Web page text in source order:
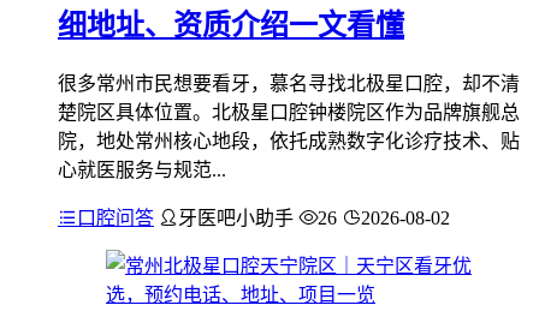
细地址、资质介绍一文看懂
很多常州市民想要看牙，慕名寻找北极星口腔，却不清
楚院区具体位置。北极星口腔钟楼院区作为品牌旗舰总
院，地处常州核心地段，依托成熟数字化诊疗技术、贴
心就医服务与规范...
口腔问答 牙医吧小助手 26 2026-08-02